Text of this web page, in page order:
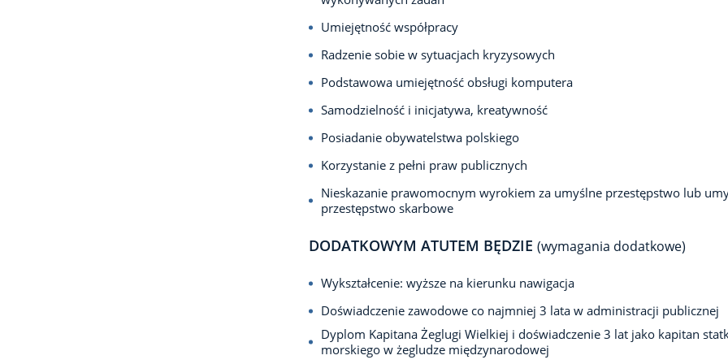
Umiejętność współpracy
Radzenie sobie w sytuacjach kryzysowych
Podstawowa umiejętność obsługi komputera
Samodzielność i inicjatywa, kreatywność
Posiadanie obywatelstwa polskiego
Korzystanie z pełni praw publicznych
Nieskazanie prawomocnym wyrokiem za umyślne przestępstwo lub
przestępstwo skarbowe
DODATKOWYM ATUTEM BĘDZIE (wymagania dodatkowe)
Wykształcenie: wyższe na kierunku nawigacja
Doświadczenie zawodowe co najmniej 3 lata w administracji publicznej
Dyplom Kapitana Żeglugi Wielkiej i doświadczenie 3 lat jako kapitan
morskiego w żegludze międzynarodowej